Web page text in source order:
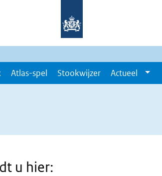
Atlas-spel Stookwijzer Actueel
u hier: